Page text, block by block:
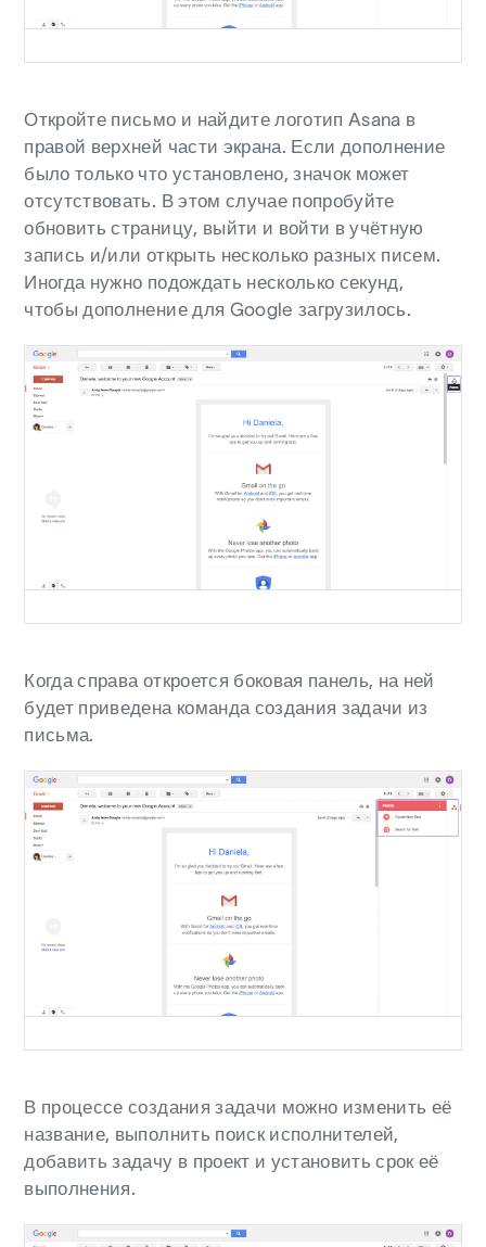
Откройте письмо и найдите логотип Asana в
правой верхней части экрана. Если дополнение
было только что установлено, значок может
отсутствовать. В этом случае попробуйте
обновить страницу, выйти и войти в учётную
запись и/или открыть несколько разных писем.
Иногда нужно подождать несколько секунд,
чтобы дополнение для Google загрузилось.
Когда справа откроется боковая панель, на ней
будет приведена команда создания задачи из
письма.
В процессе создания задачи можно изменить её
название, выполнить поиск исполнителей,
добавить задачу в проект и установить срок её
выполнения.